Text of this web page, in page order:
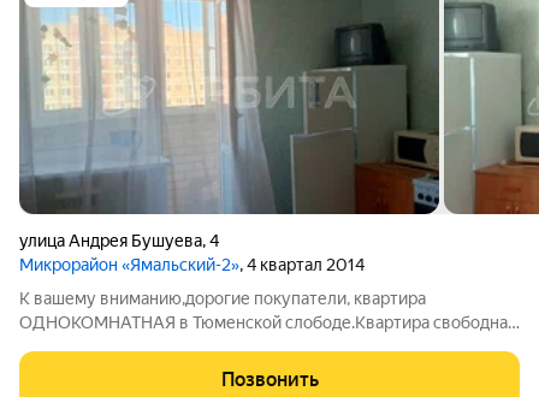
улица Андрея Бушуева,4
Микрорайон «Ямальский-2», 4 квартал 2014
К вашему вниманию,дорогие покупатели, квартира
ОДНОКОМНАТНАЯ в Тюменской слободе.Квартира свободна
Квартира чистая, почти никто не жил!Планировка очень
Позвонить